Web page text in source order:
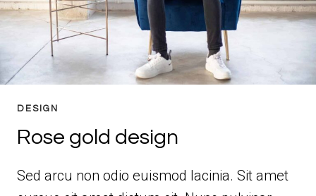
DESIGN
Rose gold design
Sed arcu non odio euismod lacinia. Sit amet